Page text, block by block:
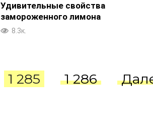
Удивительные свойства
замороженного лимона
8.3к.
1 285 1 286